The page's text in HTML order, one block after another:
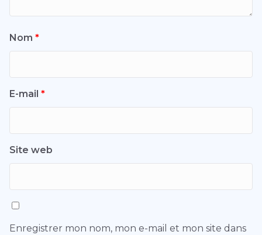
Nom *
E-mail *
Site web
Enregistrer mon nom, mon e-mail et mon site dans